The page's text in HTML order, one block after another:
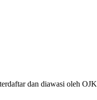
dan diawasi oleh OJK